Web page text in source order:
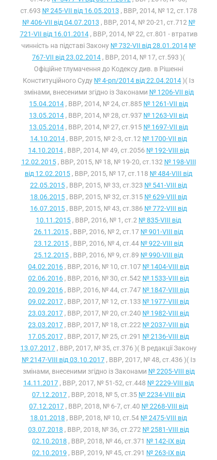
ст.693 № 245-VII від 16.05.2013 , ВВР, 2014, № 12, ст.178
№ 406-VII від 04.07.2013 , ВВР, 2014, № 20-21, ст.712 №
721-VII від 16.01.2014, ВВР, 2014, № 22, ст.801 - втратив
чинність на підставі Закону № 732-VII від 28.01.2014 №
767-VII від 23.02.2014 , ВВР, 2014, № 17, ст.593 )(
Офіційне тлумачення до Кодексу див. в Рішенні
Конституційного Суду № 4-рп/2014 від 22.04.2014)( Із
змінами, внесеними згідно із Законами № 1206-VII від
15.04.2014 , ВВР, 2014, № 24, ст.885 № 1261-VII від
13.05.2014 , ВВР, 2014, № 28, ст.937 № 1263-VII від
13.05.2014 , ВВР, 2014, № 27, ст.915 № 1697-VII від
14.10.2014 , ВВР, 2015, № 2-3, ст.12 № 1700-VII від
14.10.2014 , ВВР, 2014, № 49, ст.2056 № 192-VIII від
12.02.2015, ВВР, 2015, № 18, № 19-20, ст.132 № 198-VIII
від 12.02.2015 , ВВР, 2015, № 17, ст.118 № 484-VIII від
22.05.2015 , ВВР, 2015, № 33, ст.323 № 541-VIII від
18.06.2015 , ВВР, 2015, № 32, ст.315 № 629-VIII від
16.07.2015 , ВВР, 2015, № 43, ст.386 № 772-VIII від
10.11.2015 , ВВР, 2016, № 1, ст.2 № 835-VIII від
26.11.2015 , ВВР, 2016, № 2, ст.17 № 901-VIII від
23.12.2015 , ВВР, 2016, № 4, ст.44 № 922-VIII від
25.12.2015 , ВВР, 2016, № 9, ст.89 № 990-VIII від
04.02.2016 , ВВР, 2016, № 10, ст.107 № 1404-VIII від
02.06.2016 , ВВР, 2016, № 30, ст.542 № 1533-VIII від
20.09.2016 , ВВР, 2016, № 44, ст.747 № 1847-VIII від
09.02.2017 , ВВР, 2017, № 12, ст.133 № 1977-VIII від
23.03.2017 , ВВР, 2017, № 20, ст.240 № 1982-VIII від
23.03.2017 , ВВР, 2017, № 18, ст.222 № 2037-VIII від
17.05.2017 , ВВР, 2017, № 25, ст.291 № 2136-VIII від
13.07.2017 , ВВР, 2017, № 35, ст.376 )( В редакції Закону
№ 2147-VIII від 03.10.2017, ВВР, 2017, № 48, ст.436 )( Із
змінами, внесеними згідно із Законами № 2205-VIII від
14.11.2017 , ВВР, 2017, № 51-52, ст.448 № 2229-VIII від
07.12.2017 , ВВР, 2018, № 5, ст.35 № 2234-VIII від
07.12.2017 , ВВР, 2018, № 6-7, ст.40 № 2268-VIII від
18.01.2018 , ВВР, 2018, № 10, ст.54 № 2475-VIII від
03.07.2018 , ВВР, 2018, № 36, ст.272 № 2581-VIII від
02.10.2018 , ВВР, 2018, № 46, ст.371 № 142-IX від
02.10.2019 , ВВР, 2019, № 45, ст.291 № 263-IX від